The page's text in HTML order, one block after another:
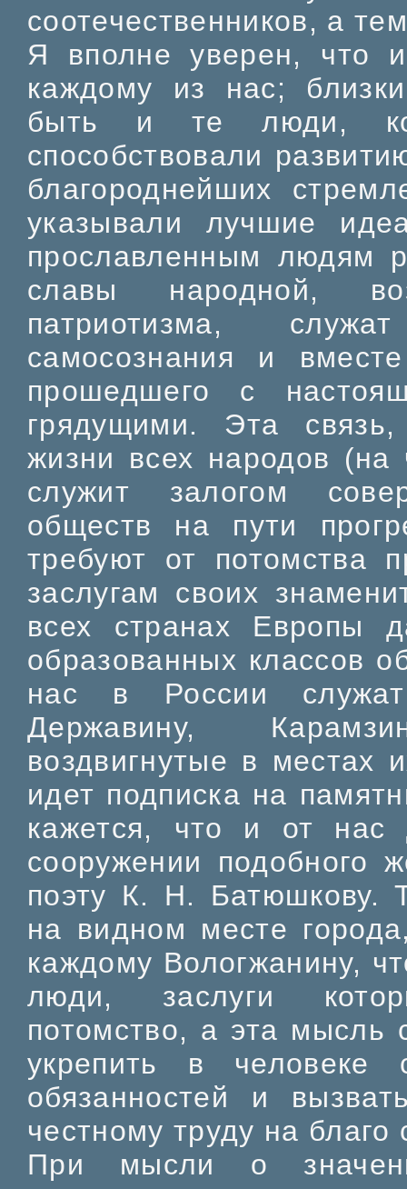
соотечественников, а
Я вполне уверен, что
каждому из нас;
быть и те люди,
способствовали
благороднейших
указывали лучшие
прославленным людям
славы народной,
патриотизма,
самосознания и
прошедшего с
грядущими. Эта
жизни всех народов (на
служит залогом
обществ на пути
требуют от потомства
заслугам своих
всех странах Европы
образованных классов
нас в России
Державину,
воздвигнутые в местах
идет подписка на
кажется, что и от нас
сооружении подобного
поэту К. Н. Батюшкову.
на видном месте
каждому Вологжанину,
люди, заслуги
потомство, а эта мысль
укрепить в человеке
обязанностей и
честному труду на
При мысли о